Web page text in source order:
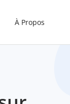
À Propos